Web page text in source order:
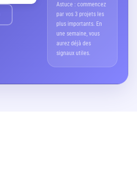
Astuce : commencez
par vos 3 projets les
plus importants. En
une semaine, vous
aurez déjà des
signaux utiles.